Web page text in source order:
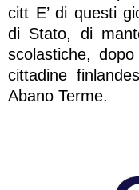
citt E’ di questi
di Stato, di
scolastiche,
cittadine
Abano Terme.